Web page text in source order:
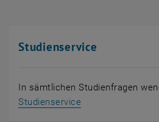
Studienservice
In sämtlichen Studienfragen
Studienservice